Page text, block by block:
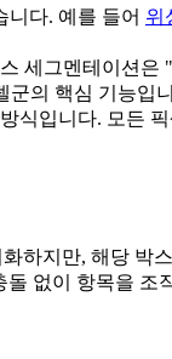
다. 예를 들어 위
세그멘테이션
군의 핵심 기능입
식입니다. 모든
하지만, 해당 박
없이 항목을 조